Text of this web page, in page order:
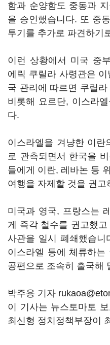
함과 순양함도 중동과
을 승인했습니다. 또 중
투기를 추가로 파견하기
이런 상황에서 미국 중
에릭 쿠릴라 사령관은 이
국 관리에 따르면 쿠릴
비롯해 요르단, 이스라
다.
이스라엘을 겨냥한 이
로 관측되면서 한국을
들에게 이란, 레바논 등
여행을 자제할 것을 권고
미국과 영국, 프랑스는
게 즉각 철수를 권고했
사관을 일시 폐쇄했습
이스라엘 등에 체류하
공편으로 조속히 출국해
박주용 기자
이 기사는 뉴스토마토
최신형 정치정책부장이